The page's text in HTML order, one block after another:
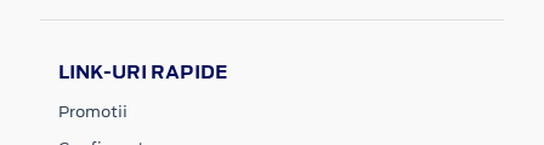
LINK-URI RAPIDE
Promotii